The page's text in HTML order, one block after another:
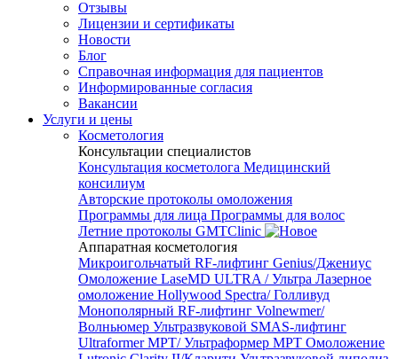
Отзывы
Лицензии и сертификаты
Новости
Блог
Справочная информация для пациентов
Информированные согласия
Вакансии
Услуги и цены
Косметология
Консультации специалистов
Консультация косметолога Медицинский
консилиум
Авторские протоколы омоложения
Программы для лица Программы для волос
Летние протоколы GMTClinic
Аппаратная косметология
Микроигольчатый RF-лифтинг Genius/Джениус
Омоложение LaseMD ULTRA / Ультра Лазерное
омоложение Hollywood Spectra/ Голливуд
Монополярный RF-лифтинг Volnewmer/
Волньюмер Ультразвуковой SMAS-лифтинг
Ultraformer MPT/ Ультраформер MPT Омоложение